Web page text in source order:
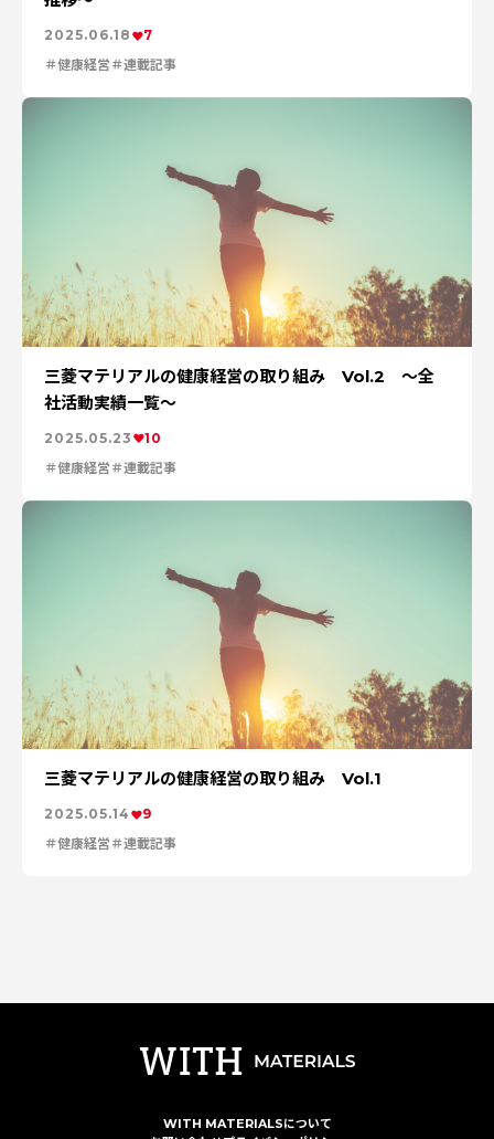
2025.06.18
7
健康経営
連載記事
三菱マテリアルの健康経営の取り組み Vol.2 ～全
社活動実績一覧～
2025.05.23
10
健康経営
連載記事
三菱マテリアルの健康経営の取り組み Vol.1
2025.05.14
9
健康経営
連載記事
WITH MATERIALSについて